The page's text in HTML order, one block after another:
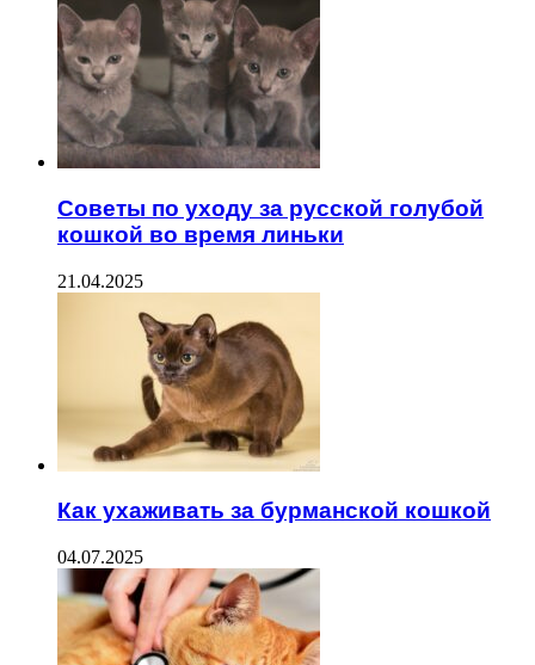
Советы по уходу за русской голубой
кошкой во время линьки
21.04.2025
Как ухаживать за бурманской кошкой
04.07.2025